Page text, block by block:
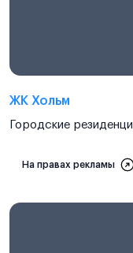
ЖК Хольм
Городские
На правах рекламы